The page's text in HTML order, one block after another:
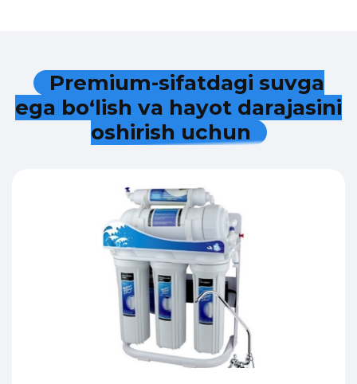
Premium-sifatdagi suvga
ega bo‘lish va hayot darajasini
oshirish uchun